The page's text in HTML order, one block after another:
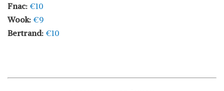
Fnac: €10
Wook: €9
Bertrand: €10